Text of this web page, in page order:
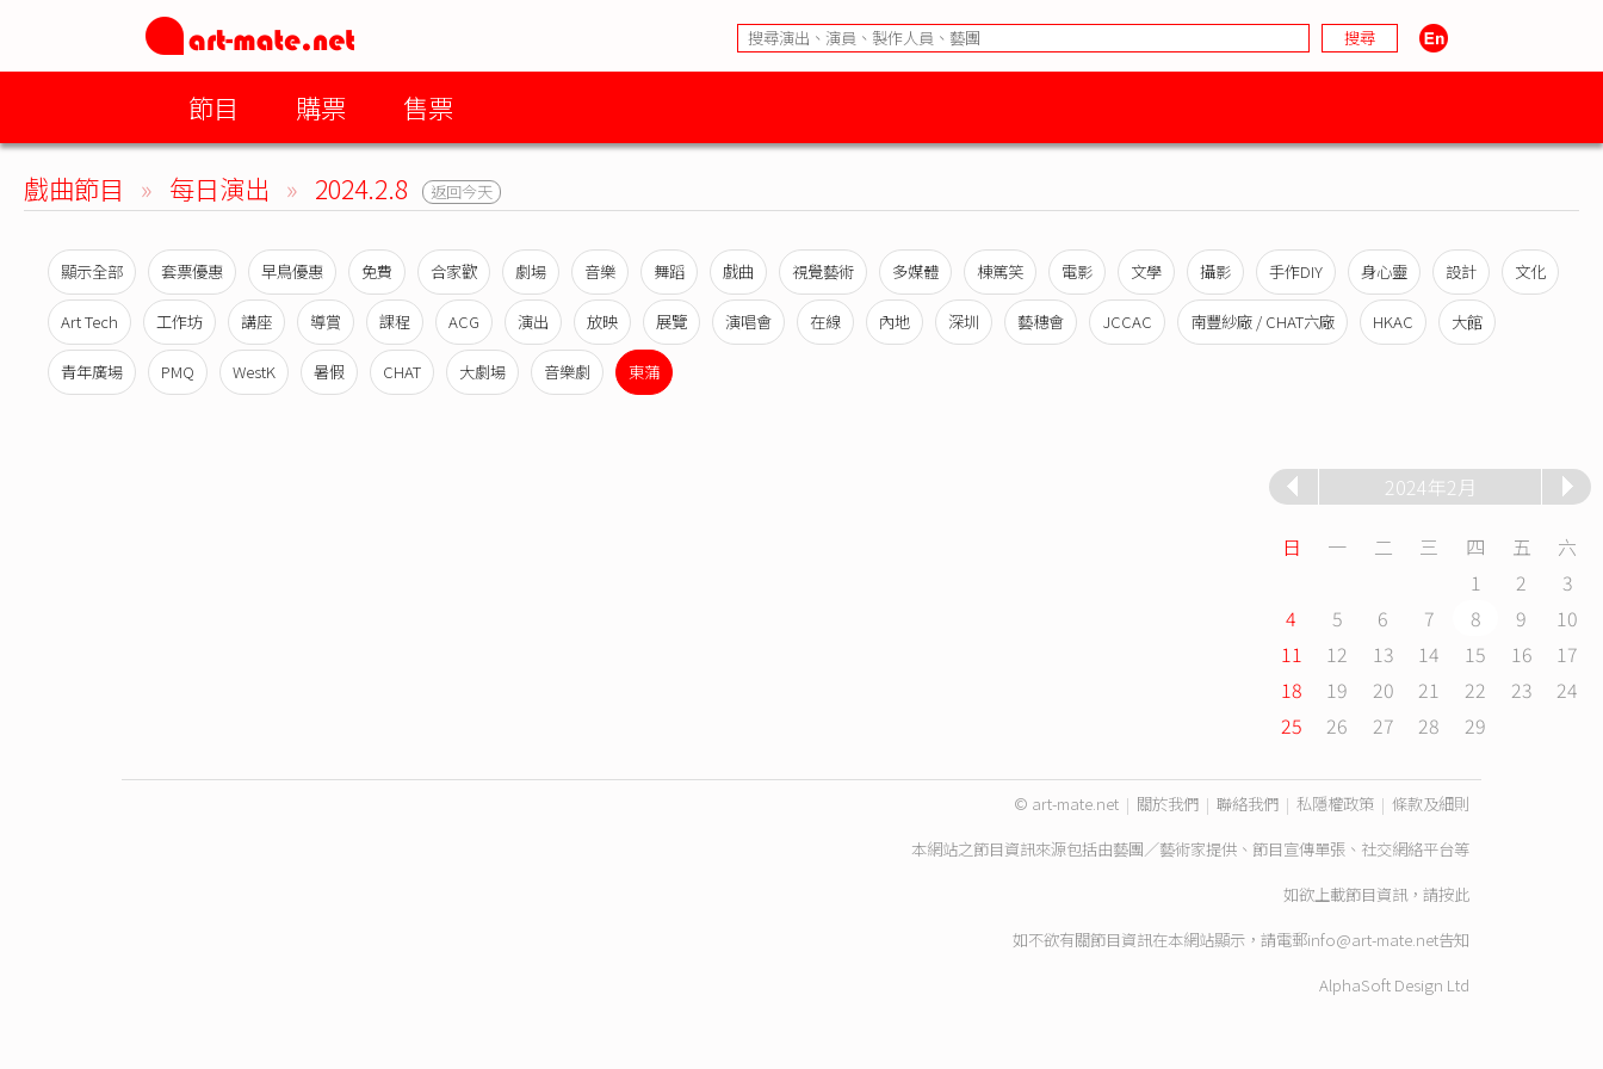
節目 購票 售票
戲曲節目 » 每日演出 » 2024.2.8 返回今天
顯示全部 套票優惠 早鳥優惠 免費 合家歡 劇場 音樂 舞蹈 戲曲 視覺藝術 多媒體 棟篤笑 電影 文學 攝影 手作DIY 身心靈 設計 文化
Art Tech 工作坊 講座 導賞 課程 ACG 演出 放映 展覽 演唱會 在線 內地 深圳 藝穗會 JCCAC 南豐紗廠 / CHAT六廠 HKAC 大館
青年廣場 PMQ WestK 暑假 CHAT 大劇場 音樂劇 東蒲
2024年2月
日 一 二 三 四 五
六
1
2
3
4
5 6 7 8 9
10
11
12 13 14 15 16
17
18
19 20 21 22 23
24
25
26 27 28 29
© art-mate.net | 關於我們 | 聯絡我們 | 私隱權政策 | 條款及細則
本網站之節目資訊來源包括由藝團／藝術家提供、節目宣傳單張、社交網絡平台等
如欲上載節目資訊，請按此
如不欲有關節目資訊在本網站顯示，請電郵info@art-mate.net告知
AlphaSoft Design Ltd